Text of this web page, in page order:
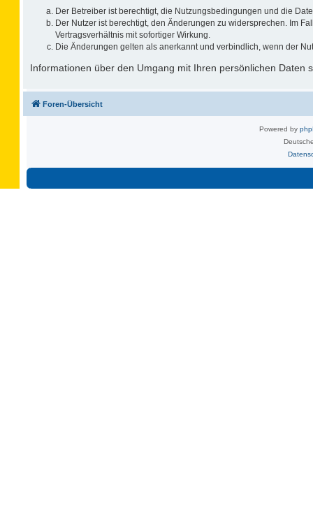
Der Betreiber ist berechtigt, die Nutzungsbedingungen und die
Der Nutzer ist berechtigt, den Änderungen zu widersprechen. Im
Vertragsverhältnis mit sofortiger Wirkung.
Die Änderungen gelten als anerkannt und verbindlich, wenn der
Informationen über den Umgang mit Ihren persönlichen Daten
Foren-Übersicht
Powered by